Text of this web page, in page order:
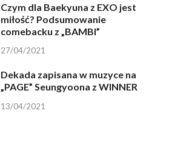
Czym dla Baekyuna z EXO jest
miłość? Podsumowanie
comebacku z „BAMBI”
27/04/2021
Dekada zapisana w muzyce na
„PAGE” Seungyoona z WINNER
13/04/2021